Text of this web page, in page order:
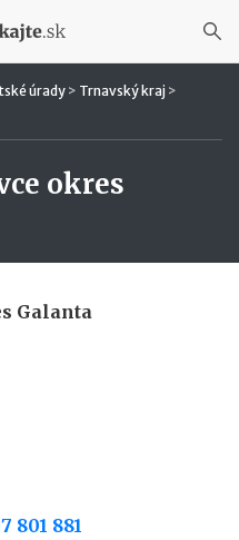
úrady> Trnavský kraj >
okres
Galanta
801 881